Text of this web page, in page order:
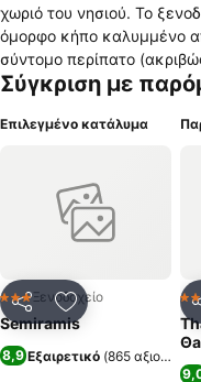
χωριό του νησιού. Το
όμορφο κήπο καλυμμένο
σύντομο περίπατο
του χωριού, 200 μέτρα
«γαλάζιας-σημαίας»
σερβίρεται σε έναν
Το λεωφορειάκι μας
μεταφέρει από και προς
μοναδικό νησί, που
φύσης. Η σπάνια
όμορφες, 70 και πλέον
τους λάτρες της φύσης
Σύγκριση με
Επιλεγμένο κατάλυμα
ΚοινοποίησηΠροσθήκη στα
3 ΑστέριαΞενοδοχείο
Semiramis
8,9 Εξαιρετικό (865
3